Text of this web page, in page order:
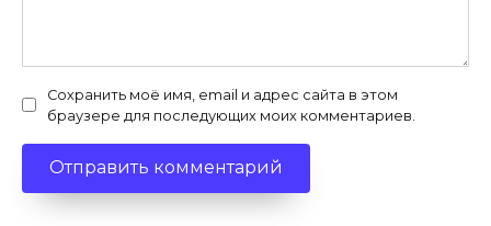
Сохранить моё имя, email и адрес сайта в этом
браузере для последующих моих комментариев.